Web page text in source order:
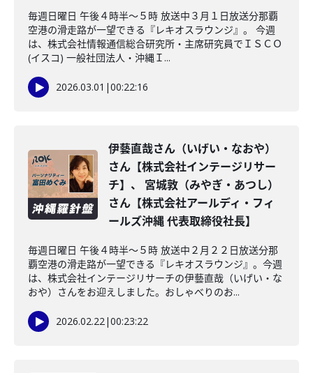
毎週日曜日 午後４時半～５時 放送中３月１日放送分那覇
空港の滑走路が一望できる『レキオスラウンジ』。 今週
は、株式会社情報通信総合研究所・主席研究員でＩＳＣＯ
(イスコ) 一般社団法人・沖縄Ｉ...
2026.03.01 |00:22:16
伊藝直哉さん（いげい・なおや）
さん【株式会社インテージリサー
チ】、 宮城敦（みやぎ・あつし）
さん【株式会社アールディ・フィ
ールズ沖縄 代表取締役社長】
毎週日曜日 午後４時半～５時 放送中２月２２日放送分那
覇空港の滑走路が一望できる『レキオスラウンジ』。今週
は、株式会社インテージリサーチの伊藝直哉（いげい・な
おや）さんをお迎えしました。おしゃべりのお...
2026.02.22|00:23:22